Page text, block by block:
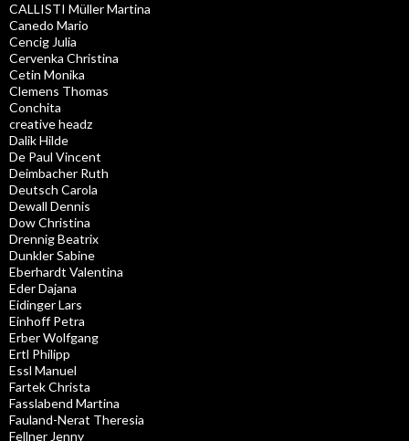
CALLISTI Müller Martina
Canedo Mario
Cencig Julia
Cervenka Christina
Cetin Monika
Clemens Thomas
Conchita
creative headz
Dalik Hilde
De Paul Vincent
Deimbacher Ruth
Deutsch Carola
Dewall Dennis
Dow Christina
Drennig Beatrix
Dunkler Sabine
Eberhardt Valentina
Eder Dajana
Eidinger Lars
Einhoff Petra
Erber Wolfgang
Ertl Philipp
Essl Manuel
Fartek Christa
Fasslabend Martina
Fauland-Nerat Theresia
Fellner Jenny